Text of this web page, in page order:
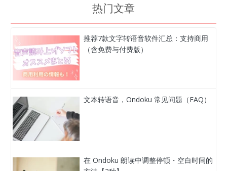
热门文章
推荐7款文字转语音软件汇总：支持商用
（含免费与付费版）
文本转语音，Ondoku 常见问题（FAQ）
在 Ondoku 朗读中调整停顿・空白时间的